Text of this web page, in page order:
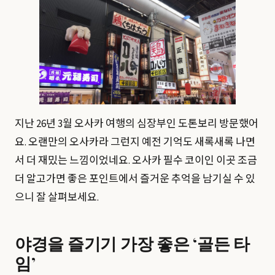
지난 26년 3월 오사카 여행의 심장부인 도톤보리 방문했어
요. 오랜만의 오사카라 그런지 예전 기억도 새록새록 나면
서 더 재밌는 느낌이었네요. 오사카 필수 코이인 이곳 조금
더 알고가면 좋은 포인트에서 즐거운 추억을 남기실 수 있
으니 잘 살펴보세요.
야경을 즐기기 가장 좋은 ‘골든 타
임’